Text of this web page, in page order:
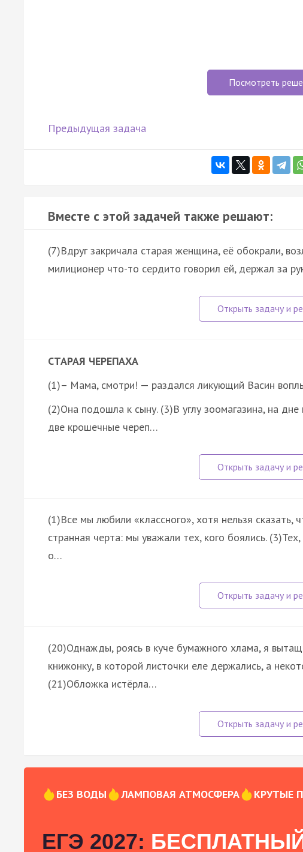
Посмотреть
Предыдущая задача
Вместе с этой задачей также решают:
(7)Вдруг закричала старая женщина, её обокрали,
милиционер что-то сердито говорил ей, держал за
СТАРАЯ ЧЕРЕПАХА
(1)– Мама, смотри! — раздался ликующий Васин
(2)Она подошла к сыну. (3)В углу зоомагазина, на
две крошечные череп…
(1)Все мы любили «классного», хотя нельзя сказать,
странная черта: мы уважали тех, кого боялись.
о…
(20)Однажды, роясь в куче бумажного хлама, я
книжонку, в которой листочки еле держались, а
(21)Обложка истёрла…
БЕЗ ВОДЫ ЛАМПОВАЯ АТМОСФЕРА КРУТЫЕ
ЕГЭ 2027: